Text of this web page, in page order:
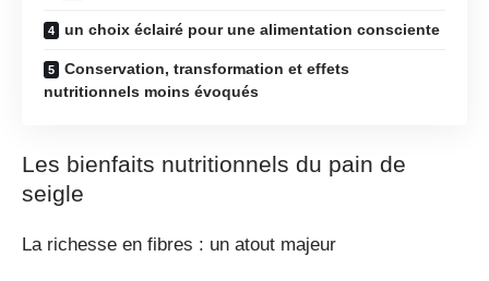
un choix éclairé pour une alimentation consciente
Conservation, transformation et effets
nutritionnels moins évoqués
Les bienfaits nutritionnels du pain de
seigle
La richesse en fibres : un atout majeur